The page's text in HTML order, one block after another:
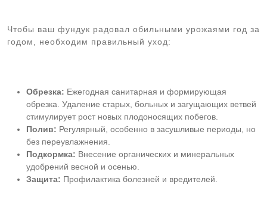
Чтобы ваш фундук радовал обильными урожаями год за
годом, необходим правильный уход:
Обрезка: Ежегодная санитарная и формирующая
обрезка. Удаление старых, больных и загущающих ветвей
стимулирует рост новых плодоносящих побегов.
Полив: Регулярный, особенно в засушливые периоды, но
без переувлажнения.
Подкормка: Внесение органических и минеральных
удобрений весной и осенью.
Защита: Профилактика болезней и вредителей.